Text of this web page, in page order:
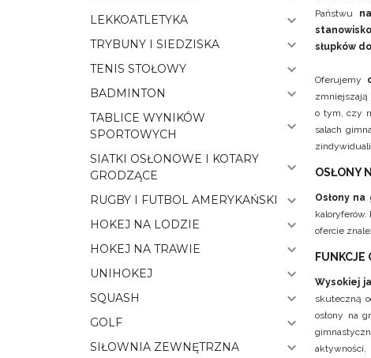
Państwu
słupków
Oferujemy
zmniejszają
o tym, czy
salach
OSŁONY
Osłony na
ofercie
FUNKCJE
Wysokiej
skuteczną
osłony na
LEKKOATLETYKA
TRYBUNY I SIEDZISKA
TENIS STOŁOWY
BADMINTON
TABLICE WYNIKÓW
SPORTOWYCH
SIATKI OSŁONOWE I KOTARY
GRODZĄCE
RUGBY I FUTBOL AMERYKAŃSKI
HOKEJ NA LODZIE
HOKEJ NA TRAWIE
UNIHOKEJ
SQUASH
GOLF
SIŁOWNIA ZEWNĘTRZNA